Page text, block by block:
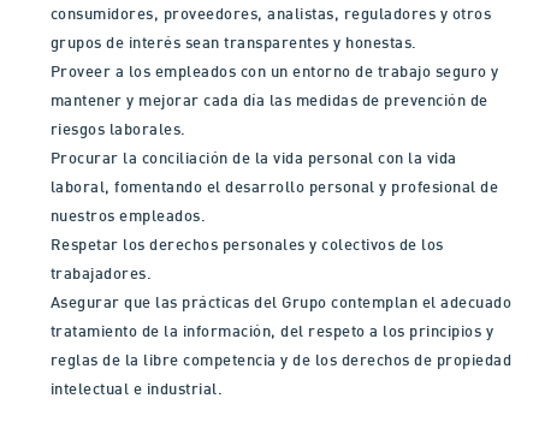
consumidores, proveedores, analistas, reguladores y otros
grupos de interés sean transparentes y honestas.
Proveer a los empleados con un entorno de trabajo seguro y
mantener y mejorar cada día las medidas de prevención de
riesgos laborales.
Procurar la conciliación de la vida personal con la vida
laboral, fomentando el desarrollo personal y profesional de
nuestros empleados.
Respetar los derechos personales y colectivos de los
trabajadores.
Asegurar que las prácticas del Grupo contemplan el adecuado
tratamiento de la información, del respeto a los principios y
reglas de la libre competencia y de los derechos de propiedad
intelectual e industrial.